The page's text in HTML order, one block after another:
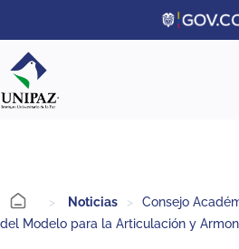
> Noticias >
Consejo
del Modelo para la Articulación y